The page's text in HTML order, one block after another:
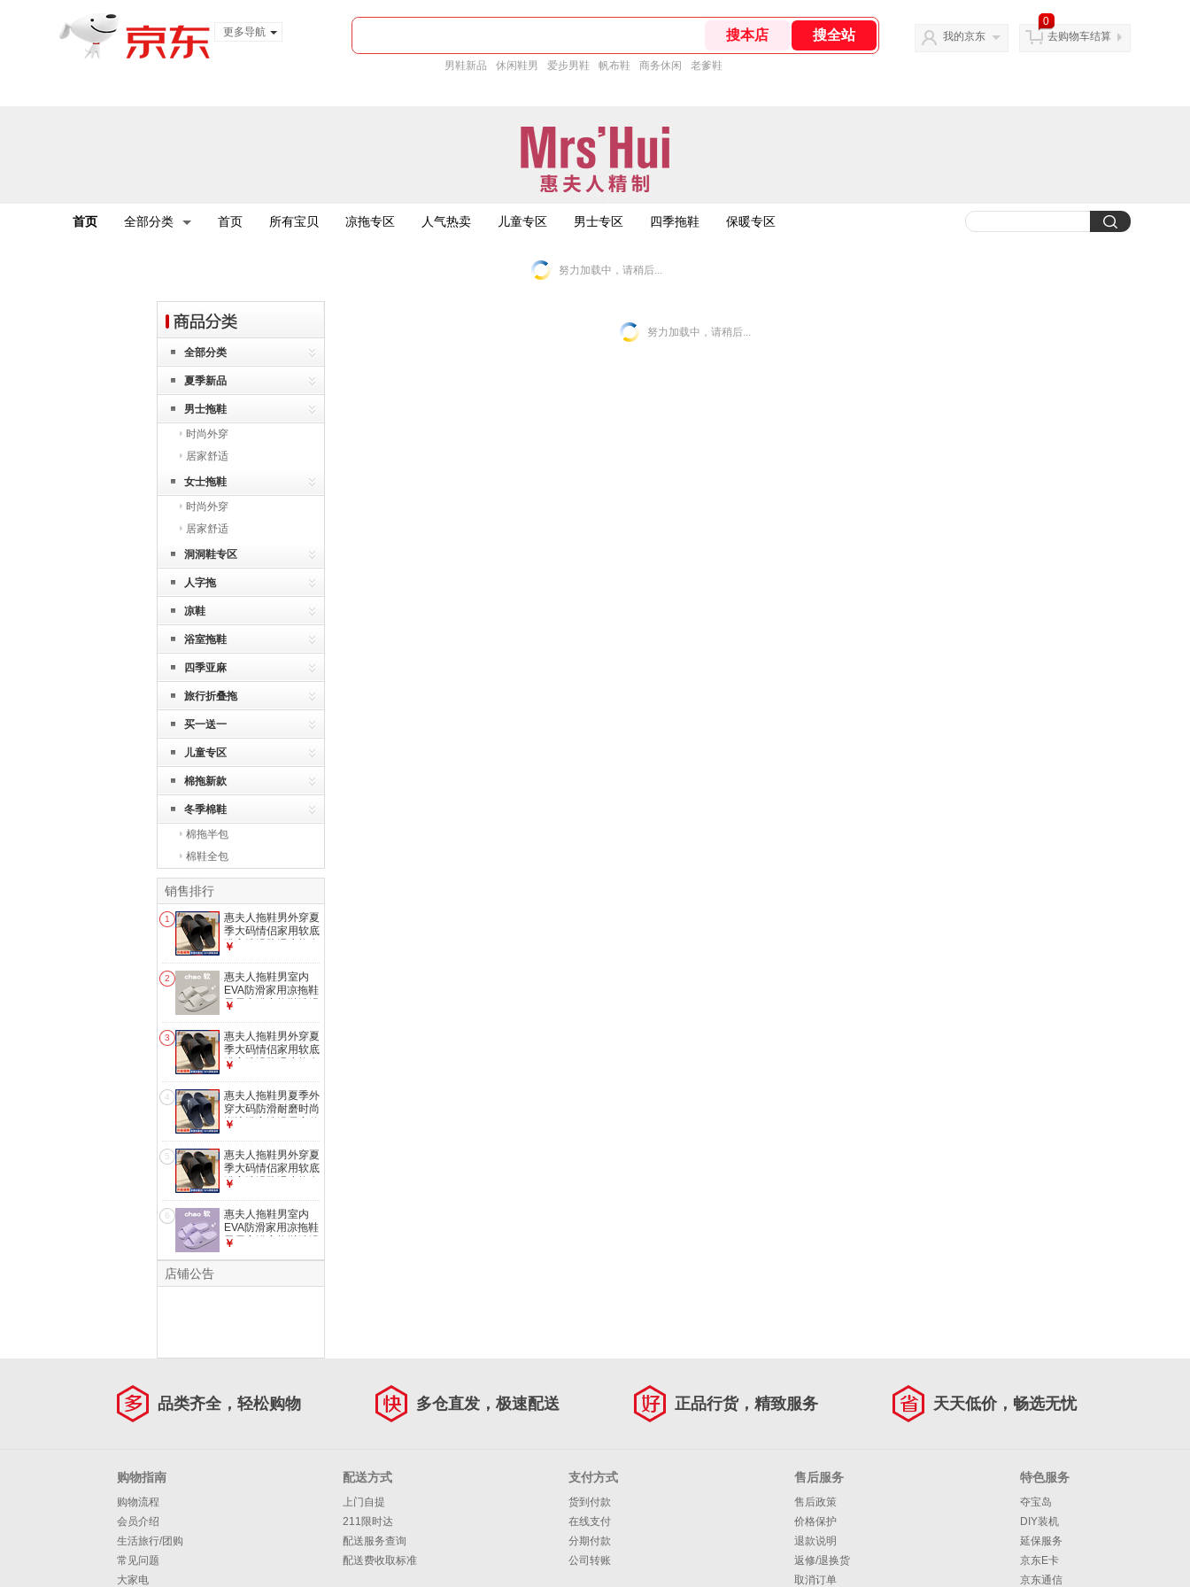
更多导航
男鞋新品 休闲鞋男 爱步男鞋 帆布鞋 商务休闲 老爹鞋
我的京东
0
去购物车结算
首页 全部分类 首页 所有宝贝 凉拖专区 人气热卖 儿童专区 男士专区 四季拖鞋 保暖专区
努力加载中，请稍后...
全部分类
夏季新品
男士拖鞋
时尚外穿
居家舒适
女士拖鞋
时尚外穿
居家舒适
洞洞鞋专区
人字拖
凉鞋
浴室拖鞋
四季亚麻
旅行折叠拖
买一送一
儿童专区
棉拖新款
冬季棉鞋
棉拖半包
棉鞋全包
销售排行
1
惠夫人拖鞋男外穿夏
季大码情侣家用软底
浴室洗澡防滑凉拖女
款】黑金 42-43 (适
合41-42码穿)
￥
2
惠夫人拖鞋男室内
EVA防滑家用凉拖鞋
男居家浴室拖鞋洗澡
EVA 浅灰 42-43
（适合41-42码）
￥
3
惠夫人拖鞋男外穿夏
季大码情侣家用软底
浴室洗澡防滑凉拖女
款】黑金 40-41 (适
合39-40码穿)
￥
4
惠夫人拖鞋男夏季外
穿大码防滑耐磨时尚
潮流浴室洗澡居家休
款】藏青 42-43 (适
合平常穿41/42码)
￥
5
惠夫人拖鞋男外穿夏
季大码情侣家用软底
浴室洗澡防滑凉拖女
款】黑金 44-45 (适
合43-44码穿)
￥
6
惠夫人拖鞋男室内
EVA防滑家用凉拖鞋
男居家浴室拖鞋洗澡
￥
店铺公告
努力加载中，请稍后...
品类齐全，轻松购物 多仓直发，极速配送 正品行货，精致服务 天天低价，畅选无忧
购物指南
购物流程
会员介绍
生活旅行/团购
常见问题
大家电
配送方式
上门自提
211限时达
配送服务查询
配送费收取标准
支付方式
货到付款
在线支付
分期付款
公司转账
售后服务
售后政策
价格保护
退款说明
返修/退换货
取消订单
特色服务
夺宝岛
DIY装机
延保服务
京东E卡
京东通信